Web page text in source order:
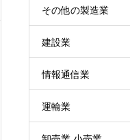
その他の製造業
建設業
情報通信業
運輸業